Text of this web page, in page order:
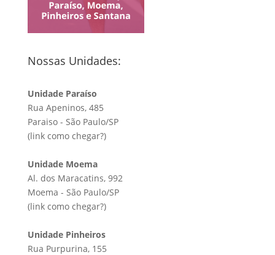
Nossas Unidades:
Unidade Paraíso
Rua Apeninos, 485
Paraiso - São Paulo/SP
(link como chegar?)
Unidade Moema
Al. dos Maracatins, 992
Moema - São Paulo/SP
(link como chegar?)
Unidade Pinheiros
Rua Purpurina, 155